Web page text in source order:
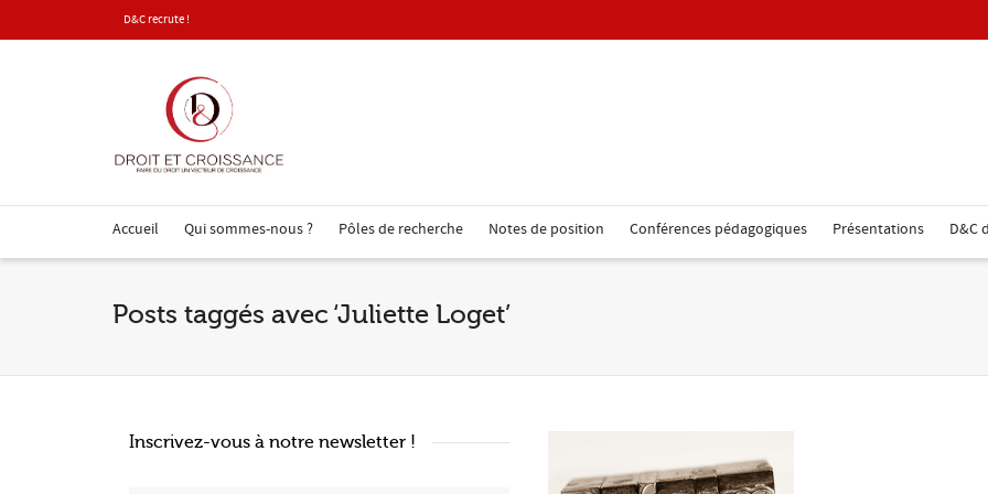
D&C recrute !
Accueil Qui sommes-nous ? Pôles de recherche Notes de position Conférences pédagogiques Présentations D&C
Posts taggés avec ‘Juliette Loget’
Inscrivez-vous à notre newsletter !